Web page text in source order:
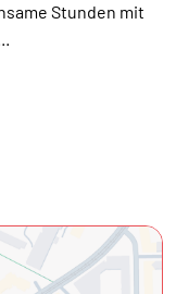
Stunden mit